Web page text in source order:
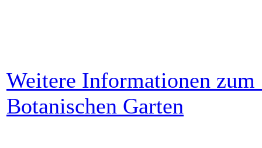
Weitere Informationen
Botanischen Garten